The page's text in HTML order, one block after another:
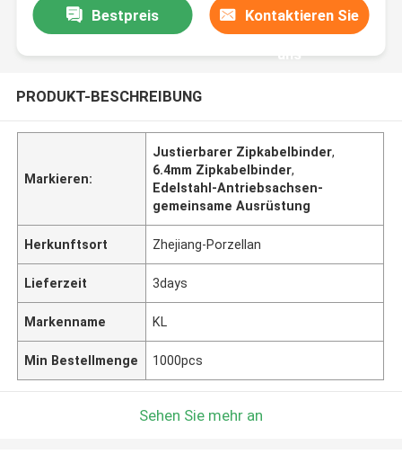
Bestpreis Kontaktieren Sie
uns
PRODUKT-BESCHREIBUNG
Markieren:
Justierbarer Zipkabelbinder,
6.4mm Zipkabelbinder,
Edelstahl-Antriebsachsen-
gemeinsame Ausrüstung
Herkunftsort Zhejiang-Porzellan
Lieferzeit 3days
Markenname KL
Min Bestellmenge 1000pcs
Sehen Sie mehr an